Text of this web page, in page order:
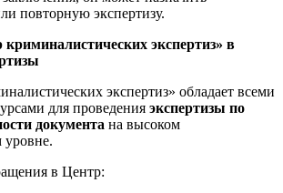
повторную экспертизу.
экспертиз» в
экспертиз» обладает всеми
для проведения экспертизы по
документа на высоком
уровне.
в Центр: